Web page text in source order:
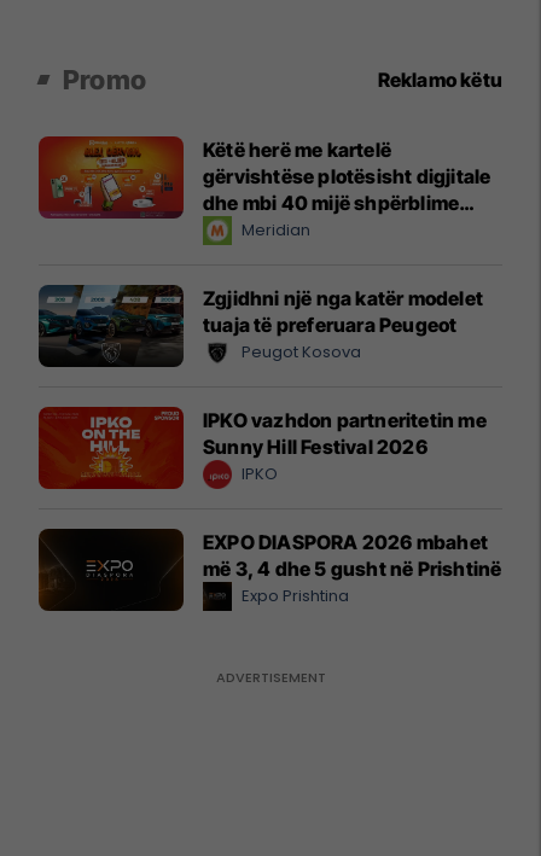
Promo Reklamo këtu
Këtë herë me kartelë
gërvishtëse plotësisht digjitale
dhe mbi 40 mijë shpërblime
instant!Meridian
Zgjidhni një nga katër modelet
tuaja të preferuara Peugeot
Peugot Kosova
IPKO vazhdon partneritetin me
Sunny Hill Festival 2026
IPKO
EXPO DIASPORA 2026 mbahet
më 3, 4 dhe 5 gusht në Prishtinë
Expo Prishtina